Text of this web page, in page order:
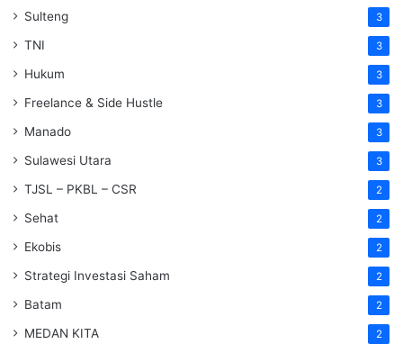
Sulteng 3
TNI 3
Hukum 3
Freelance & Side Hustle 3
Manado 3
Sulawesi Utara 3
TJSL – PKBL – CSR 2
Sehat 2
Ekobis 2
Strategi Investasi Saham 2
Batam 2
MEDAN KITA 2